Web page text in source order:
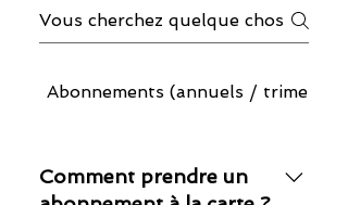
Foire Aux Questions
Abonnements (annuels / trimestre
Comment prendre un